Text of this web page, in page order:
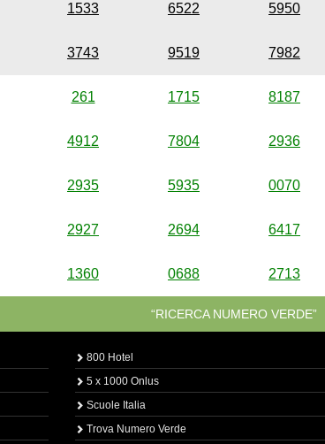
1533 6522 5950
3743 9519 7982
261 1715 8187
4912 7804 2936
2935 5935 0070
2927 2694 6417
1360 0688 2713
“RICERCA NUMERO VERDE”
800 Hotel
5 x 1000 Onlus
Scuole Italia
Trova Numero Verde